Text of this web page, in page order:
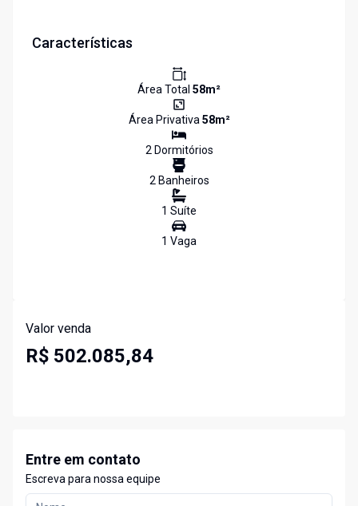
Características
Área Total 58m²
Área Privativa58m²
2Dormitórios
2Banheiros
1 Suíte
1 Vaga
Valor venda
R$ 502.085,84
Entre em contato
Escreva para nossa equipe